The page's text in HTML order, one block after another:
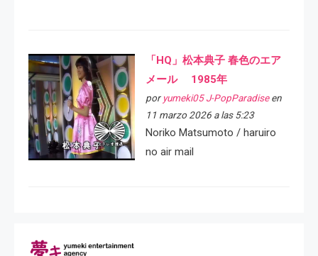
「HQ」松本典子 春色のエア
メール 1985年
por yumeki05 J-PopParadiseen
11 marzo 2026 a las 5:23
Noriko Matsumoto / haruiro
no air mail